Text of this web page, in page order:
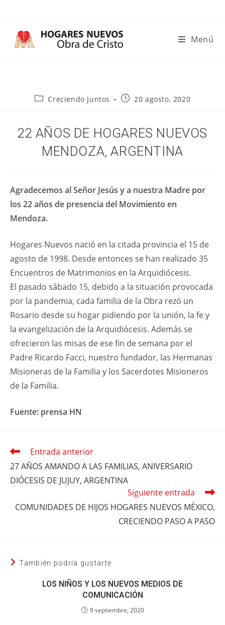
contenido
Menú
Categoría
entrada:
Creciendo Juntos
Publicación
entrada:
20 agosto, 2020
22 AÑOS DE HOGARES NUEVOS
MENDOZA, ARGENTINA
Agradecemos al Señor Jesús y a nuestra Madre por
los 22 años de presencia del Movimiento en
Mendoza.
Hogares Nuevos nació en la citada provincia el 15 de
agosto de 1998. Desde entonces se han realizado 35
Encuentros de Matrimonios en la Arquidiócesis.
El pasado sábado 15, debido a la situación provocada
por la pandemia, cada familia de la Obra rezó un
Rosario desde su hogar pidiendo por la unión, la fe y
la evangelización de la Arquidiócesis. Además se
ofrecieron las misas de ese fin de semana por el
Padre Ricardo Facci, nuestro fundador, las Hermanas
Misioneras de la Familia y los Sacerdotes Misioneros
de la Familia.
Fuente: prensa HN
Leer
artículos
Entrada anterior
27 AÑOS AMANDO A LAS FAMILIAS, ANIVERSARIO
DIÓCESIS DE JUJUY, ARGENTINA
Siguiente entrada
COMUNIDADES DE HIJOS HOGARES NUEVOS MÉXICO,
CRECIENDO PASO A PASO
También podría gustarte
LOS NIÑOS Y LOS NUEVOS MEDIOS DE
COMUNICACIÓN
9 septiembre, 2020